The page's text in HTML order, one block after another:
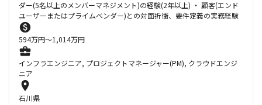
ダー(5名以上のメンバーマネジメント)の経験(2年以上) ・ 顧客(エンド
ユーザーまたはプライムベンダー)との対面折衝、要件定義の実務経験
594万円〜1,014万円
インフラエンジニア, プロジェクトマネージャー(PM), クラウドエンジ
ニア
石川県